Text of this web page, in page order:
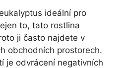
ideální pro
to, tato rostlina
ji často najdete v
obchodních prostorech.
je odvrácení negativních